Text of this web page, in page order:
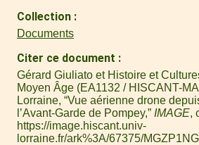
Collection
Documents
Citer ce document
Gérard Giuliato et Histoire et
Moyen Âge (EA1132 / HISCANT-
Lorraine, “Vue aérienne drone
l’Avant-Garde de Pompey,” IMAGE,
https://image.hiscant.univ-
lorraine.fr/ark%3A/67375/